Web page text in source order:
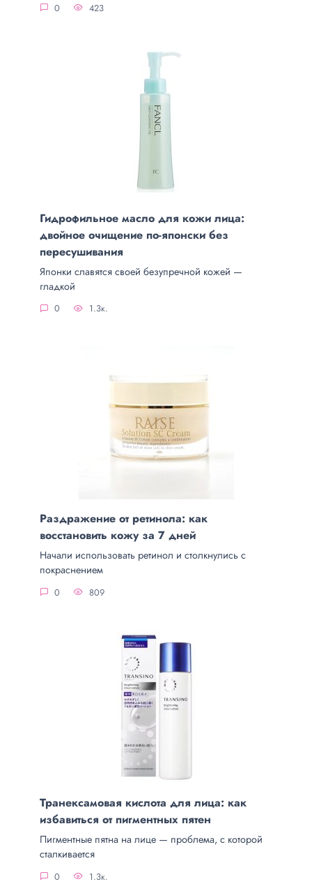
0 423
Гидрофильное масло для кожи лица:
двойное очищение по-японски без
пересушивания
Японки славятся своей безупречной кожей —
гладкой
0 1.3к.
Раздражение от ретинола: как
восстановить кожу за 7 дней
Начали использовать ретинол и столкнулись с
покраснением
0 809
Транексамовая кислота для лица: как
избавиться от пигментных пятен
Пигментные пятна на лице — проблема, с которой
сталкивается
0 1.3к.